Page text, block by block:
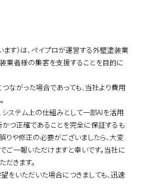
ます）は、ペイプロが運営する外壁塗装業
業者様の集客を支援することを目的に
ながった場合であっても、当社より費用
システム上の仕組みとして一部AIを活用
かつ正確であることを完全に保証するも
りや修正の必要がございましたら、大変
ご一報いただけますと幸いです。当社に
きます。
をいただいた場合につきましても、迅速